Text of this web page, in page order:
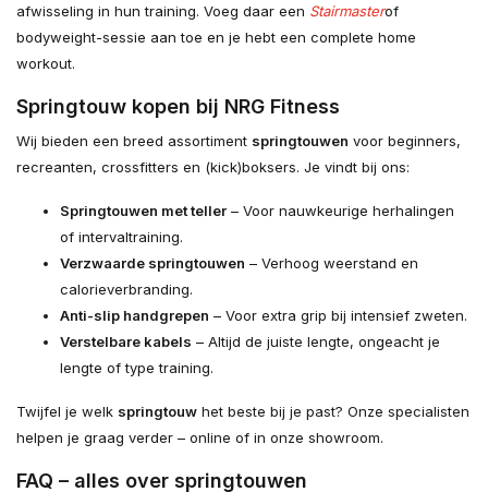
afwisseling in hun training. Voeg daar een Stairmasterof
bodyweight-sessie aan toe en je hebt een complete home
workout.
Springtouw kopen bij NRG Fitness
Wij bieden een breed assortiment springtouwen voor beginners,
recreanten, crossfitters en (kick)boksers. Je vindt bij ons:
Springtouwen met teller – Voor nauwkeurige herhalingen
of intervaltraining.
Verzwaarde springtouwen – Verhoog weerstand en
calorieverbranding.
Anti-slip handgrepen – Voor extra grip bij intensief zweten.
Verstelbare kabels – Altijd de juiste lengte, ongeacht je
lengte of type training.
Twijfel je welk springtouw het beste bij je past? Onze specialisten
helpen je graag verder – online of in onze showroom.
FAQ – alles over springtouwen